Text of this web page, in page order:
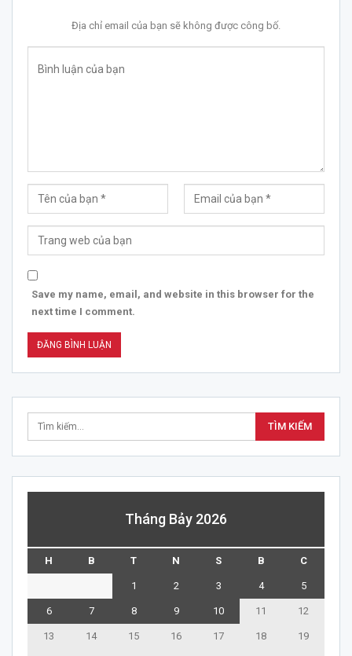
Địa chỉ email của bạn sẽ không được công bố.
Save my name, email, and website in this browser for the
next time I comment.
Tháng Bảy 2026
H B T N S B C
1 2 3 4 5
6 7 8 9 10 11 12
13 14 15 16 17 18 19